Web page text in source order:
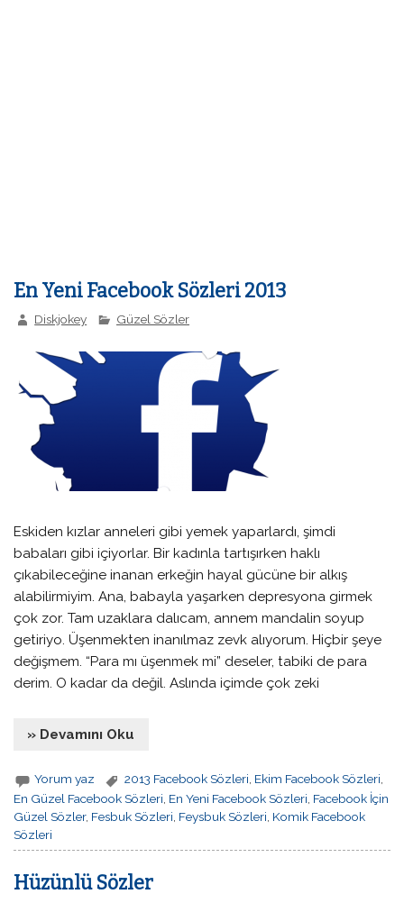
En Yeni Facebook Sözleri 2013
Diskjokey Güzel Sözler
Eskiden kızlar anneleri gibi yemek yaparlardı, şimdi
babaları gibi içiyorlar. Bir kadınla tartışırken haklı
çıkabileceğine inanan erkeğin hayal gücüne bir alkış
alabilirmiyim. Ana, babayla yaşarken depresyona girmek
çok zor. Tam uzaklara dalıcam, annem mandalin soyup
getiriyo. Üşenmekten inanılmaz zevk alıyorum. Hiçbir şeye
değişmem. “Para mı üşenmek mi” deseler, tabiki de para
derim. O kadar da değil. Aslında içimde çok zeki
» Devamını Oku
Yorum yaz 2013 Facebook Sözleri, Ekim Facebook Sözleri,
En Güzel Facebook Sözleri En Yeni Facebook Sözleri Facebook İçin
Güzel Sözler, Fesbuk Sözleri Feysbuk Sözleri Komik Facebook
Sözleri
Hüzünlü Sözler